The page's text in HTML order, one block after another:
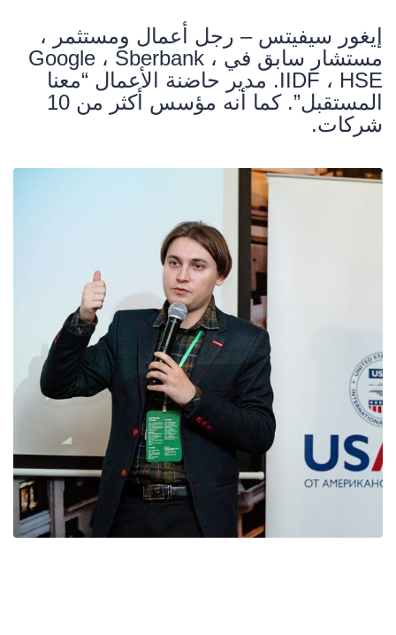
إيغور سيفيتس – رجل أعمال ومستثمر ،
مستشار سابق في Google ، Sberbank ،
IIDF ، HSE. مدير حاضنة الأعمال “معنا
المستقبل”. كما أنه مؤسس أكثر من 10
شركات.